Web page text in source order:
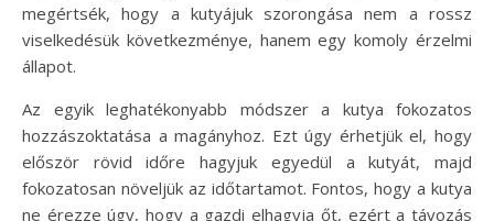
megértsék, hogy a kutyájuk szorongása nem a rossz
viselkedésük következménye, hanem egy komoly érzelmi
állapot.
Az egyik leghatékonyabb módszer a kutya fokozatos
hozzászoktatása a magányhoz. Ezt úgy érhetjük el, hogy
először rövid időre hagyjuk egyedül a kutyát, majd
fokozatosan növeljük az időtartamot. Fontos, hogy a kutya
ne érezze úgy, hogy a gazdi elhagyja őt, ezért a távozás